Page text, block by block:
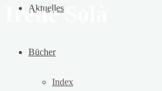
Aktuelles
Bücher
Index
Irene Solà